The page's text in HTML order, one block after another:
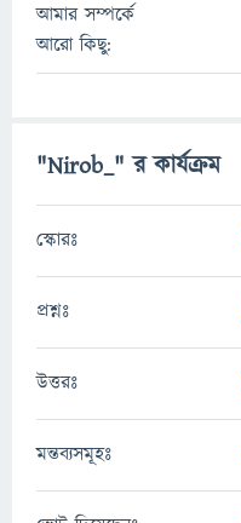
আমার সম্পর্কে
আরো কিছু:
"Nirob_" র কার্যক্রম
স্কোরঃ
প্রশ্নঃ
উত্তরঃ
মন্তব্যসমূহঃ